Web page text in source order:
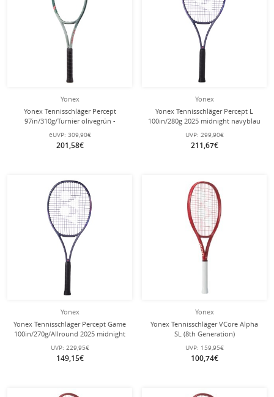
Yonex
Yonex Tennisschläger Percept
97in/310g/Turnier olivegrün -
unbesaitet -
eUVP: 309,90€
201,58€
Yonex
Yonex Tennisschläger Percept L
100in/280g 2025 midnight navyblau
- unbesaitet -
UVP: 299,90€
211,67€
Yonex
Yonex Tennisschläger Percept Game
100in/270g/Allround 2025 midnight
navyblau - besaitet -
UVP: 229,95€
149,15€
Yonex
Yonex Tennisschläger VCore Alpha
SL (8th Generation)
100in/245g/Junioren 2026 rot -
besaitet -
UVP: 159,95€
100,74€